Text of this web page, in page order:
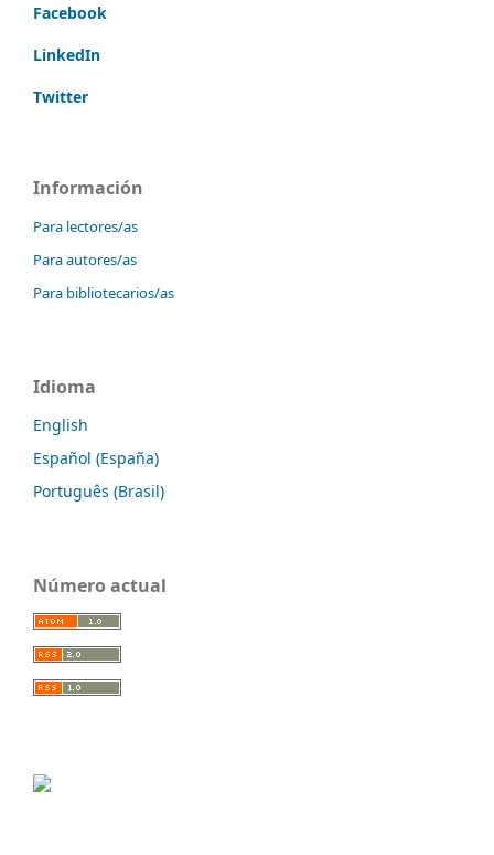
Facebook
LinkedIn
Twitter
Información
Para lectores/as
Para autores/as
Para bibliotecarios/as
Idioma
English
Español (España)
Português (Brasil)
Número actual